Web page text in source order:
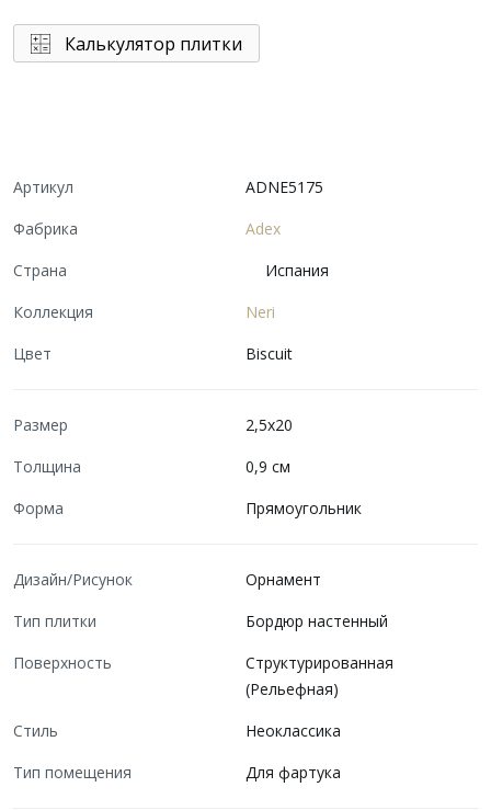
Калькулятор плитки
Артикул
ADNE5175
Фабрика
Adex
Страна
Испания
Коллекция
Neri
Цвет
Biscuit
Размер
2,5x20
Толщина
0,9 см
Форма
Прямоугольник
Дизайн/Рисунок
Орнамент
Тип плитки
Бордюр настенный
Поверхность
Структурированная
(Рельефная)
Стиль
Неоклассика
Тип помещения
Для фартука